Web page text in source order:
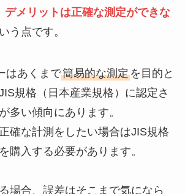
デメリットは正確な測定ができな
う点です。
はあくまで簡易的な測定を目的と
規格（日本産業規格）に認定さ
多い傾向にあります。
確な計測をしたい場合はJIS規格
購入する必要があります。
場合、誤差はそこまで気になら